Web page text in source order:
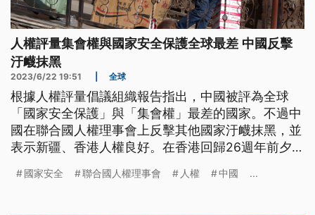
人權評量集會權與國家安全保護全球最差 中國反擊
汙衊抹黑
2023/6/22 19:51 全球
根據人權評量倡議組織報告指出，中國被評為全球
「國家安全保護」與「集會權」最差的國家。不過中
國在聯合國人權理事會上反擊其他國家汙衊抹黑，並
表示新疆、香港人權良好。在香港回歸26週年前夕，
完成立法，一定會在他任內完成。
國家安全 聯合國人權理事會 人權 中國 ...